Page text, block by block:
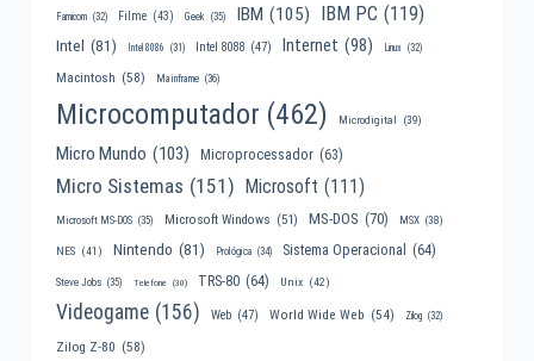
Famicom (32) Filme (43) Geek (35) IBM (105) IBM PC (119)
Intel (81) Intel 8086 (31) Intel 8088 (47) Internet (98) Linux (32)
Macintosh (58) Mainframe (36)
Microcomputador (462) Microdigital (39)
Micro Mundo (103) Microprocessador (63)
Micro Sistemas (151) Microsoft (111)
Microsoft MS-DOS (35) Microsoft Windows (51) MS-DOS (70) MSX (38)
NES (41) Nintendo (81) Prológica (34) Sistema Operacional (64)
Steve Jobs (35) Telefone (30) TRS-80 (64) Unix (42)
Videogame (156) Web (47) World Wide Web (54) Zilog (32)
Zilog Z-80 (58)